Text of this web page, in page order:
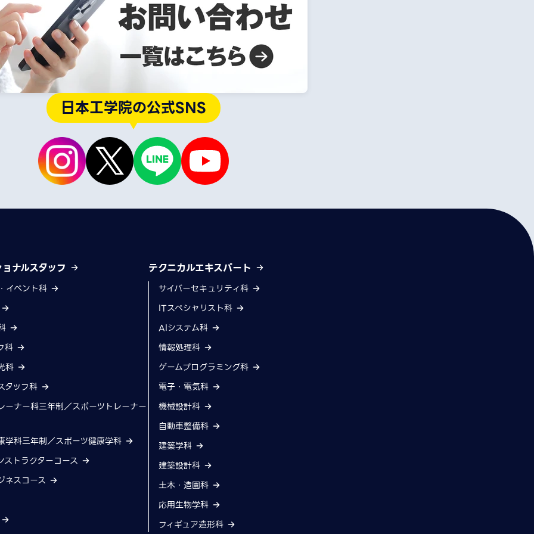
日本工学院の公式SNS
ナルスタッフ
イベント科
科
科
タッフ科
ーナー科三年制／スポーツトレーナー
学科三年制／スポーツ健康学科
ストラクターコース
ネスコース
テクニカルエキスパート
サイバーセキュリティ科
ITスペシャリスト科
AIシステム科
情報処理科
ゲームプログラミング科
電子・電気科
機械設計科
自動車整備科
建築学科
建築設計科
土木・造園科
応用生物学科
フィギュア造形科